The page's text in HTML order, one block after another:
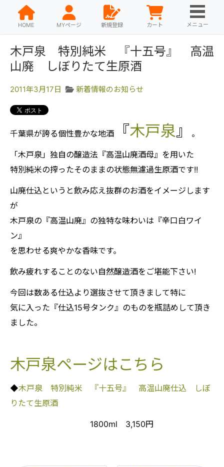
HOME MYページ 新規登録 カート メニュー
木戸泉 特別純米 『十五号』 高温
山廃 しぼりたて生原酒
2011年3月17日 新着情報のお知らせ
千葉県が誇る個性豊かな地酒 『木戸泉』 。
「木戸泉」独自の醸造法『高温山廃酒母』を用いた
特別純米の搾ったそのままの状態無濾過生原酒です!!
山廃仕込というと飲み応え抜群のお酒をイメージします
が
木戸泉の『高温山廃』の独特な味わいは『辛口白ワイ
ン』
を思わせる爽やかな香味です。
飲み疲れすることのない自然醸造酒をご堪能下さい!
今回は数ある仕込より選抜させて頂きまして特に
気に入った『仕込15号タンク』のものを瓶詰めして頂き
ました。
木戸泉ページはこちら
◆木戸泉 特別純米 『十五号』 高温山廃仕込 しぼ
りたて生原酒
1800ml 3,150円